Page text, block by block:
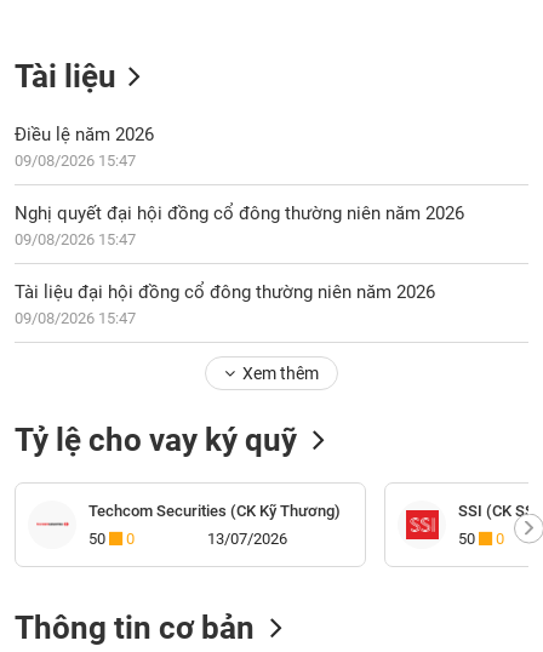
Tài liệu
Điều lệ năm 2026
09/08/2026 15:47
Nghị quyết đại hội đồng cổ đông thường niên năm 2026
09/08/2026 15:47
Tài liệu đại hội đồng cổ đông thường niên năm 2026
09/08/2026 15:47
Xem thêm
Tỷ lệ cho vay ký quỹ
Techcom Securities (CK Kỹ Thương)
50
0 13/07/2026
SSI (CK
50
0
Thông tin cơ bản